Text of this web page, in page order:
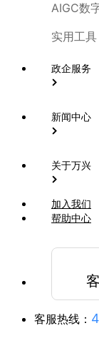
AIGC数
实用工具
政企服务
新闻中心
关于万兴
加入我们
帮助中心
客服热线：